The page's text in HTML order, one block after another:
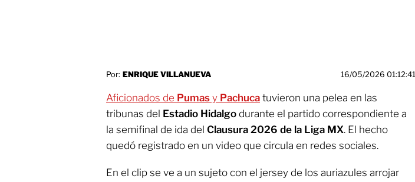
Por: ENRIQUE VILLANUEVA 16/05/2026 01:12:41
Aficionados de Pumas y Pachuca tuvieron una pelea en las
tribunas del Estadio Hidalgo durante el partido correspondiente a
la semifinal de ida del Clausura 2026 de la Liga MX. El hecho
quedó registrado en un video que circula en redes sociales.
En el clip se ve a un sujeto con el jersey de los auriazules arrojar